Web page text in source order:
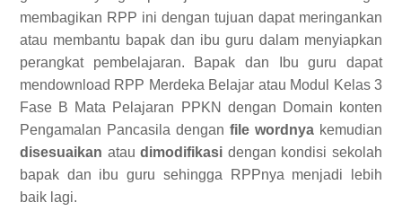
membagikan RPP ini dengan tujuan dapat meringankan
atau membantu bapak dan ibu guru dalam menyiapkan
perangkat pembelajaran. Bapak dan Ibu guru dapat
mendownload RPP Merdeka Belajar atau Modul Kelas 3
Fase B Mata Pelajaran PPKN dengan Domain konten
Pengamalan Pancasila dengan file wordnya kemudian
disesuaikan ataudimodifikasi dengan kondisi sekolah
bapak dan ibu guru sehingga RPPnya menjadi lebih
baik lagi.